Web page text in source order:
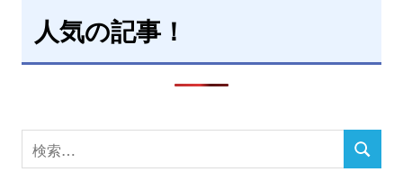
人気の記事！
検
索
検